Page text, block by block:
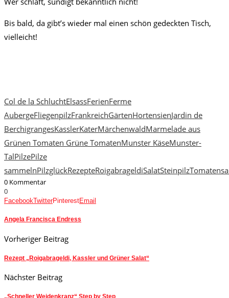
Bis bald, da gibt’s wieder mal einen schön gedeckten Tisch,
vielleicht!
Col de la SchluchtElsassFerienFerme
AubergeFliegenpilzFrankreichGärtenHortensienJardin de
BerchigrangesKasslerKaterMärchenwaldMarmelade aus
Grünen Tomaten Grüne TomatenMunster KäseMunster-
TalPilzePilze
sammelnPilzglückRezepteRoigabrageldiSalatSteinpilz
0 Kommentar
0
FacebookTwitterPinterestEmail
Angela Francisca Endress
Vorheriger Beitrag
Rezept „Roigabrageldi, Kassler und Grüner Salat“
Nächster Beitrag
„Schneller Weidenkranz“ Step by Step